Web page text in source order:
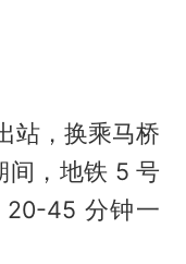
站，换乘马桥
间，地铁 5 号
20-45 分钟一